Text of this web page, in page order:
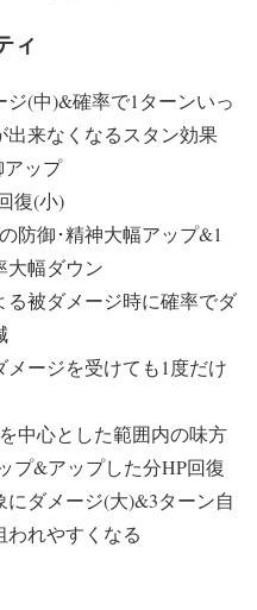
ィ
ジ(中)&確率で1ターンいっ
出来なくなるスタン効果
アップ
復(小)
防御･精神大幅アップ&1
大幅ダウン
る被ダメージ時に確率でダ
メージを受けても1度だけ
中心とした範囲内の味方
プ&アップした分HP回復
にダメージ(大)&3ターン自
われやすくなる